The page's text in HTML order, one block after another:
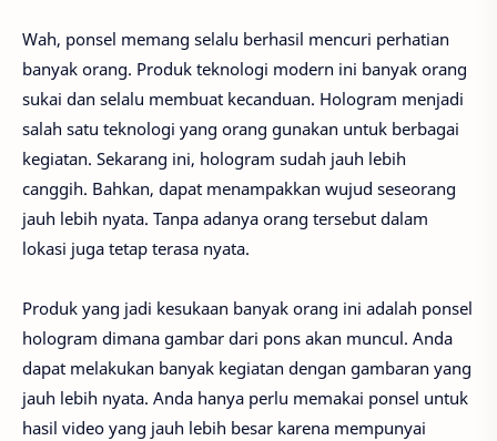
Wah, ponsel memang selalu berhasil mencuri perhatian
banyak orang. Produk teknologi modern ini banyak orang
sukai dan selalu membuat kecanduan. Hologram menjadi
salah satu teknologi yang orang gunakan untuk berbagai
kegiatan. Sekarang ini, hologram sudah jauh lebih
canggih. Bahkan, dapat menampakkan wujud seseorang
jauh lebih nyata. Tanpa adanya orang tersebut dalam
lokasi juga tetap terasa nyata.
Produk yang jadi kesukaan banyak orang ini adalah ponsel
hologram dimana gambar dari pons akan muncul. Anda
dapat melakukan banyak kegiatan dengan gambaran yang
jauh lebih nyata. Anda hanya perlu memakai ponsel untuk
hasil video yang jauh lebih besar karena mempunyai